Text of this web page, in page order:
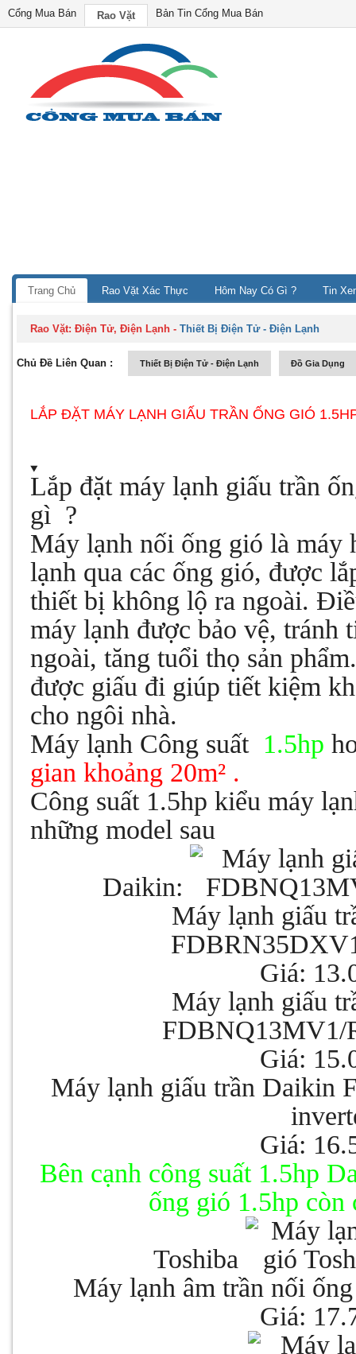
Cổng Mua Bán Rao Vặt Bản Tin Cổng Mua Bán
Trang Chủ Rao Vặt Xác Thực Hôm Nay Có Gì ? Tin
Rao Vặt:Điện Tử, Điện Lạnh -Thiết Bị Điện Tử - Điện Lạnh
Chủ Đề Liên Quan : Thiết Bị Điện Tử - Điện Lạnh Đồ Gia Dụng
LẮP ĐẶT MÁY LẠNH GIẤU TRẦN ỐNG GIÓ
Lắp đặt máy lạnh giấu trần
gì ?
Máy lạnh nối ống gió là máy
lạnh qua các ống gió, được
thiết bị không lộ ra ngoài.
máy lạnh được bảo vệ,
ngoài, tăng tuổi thọ sản
được giấu đi giúp tiết kiệm
cho ngôi nhà.
Máy lạnh Công suất 1.5hp
gian khoảng 20m² .
Công suất 1.5hp kiểu máy
những model sau
Daikin:
Máy lạnh giấu
Giá:
Máy lạnh giấu
FDBNQ13MV1/
Giá:
Máy lạnh giấu trần Daikin
Giá:
Bên cạnh công suất 1.5hp
ống gió 1.5hp còn
Toshiba
Máy lạnh âm trần nối
Giá: